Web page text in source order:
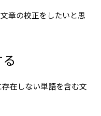
章の校正をしたいと思
在しない単語を含む文